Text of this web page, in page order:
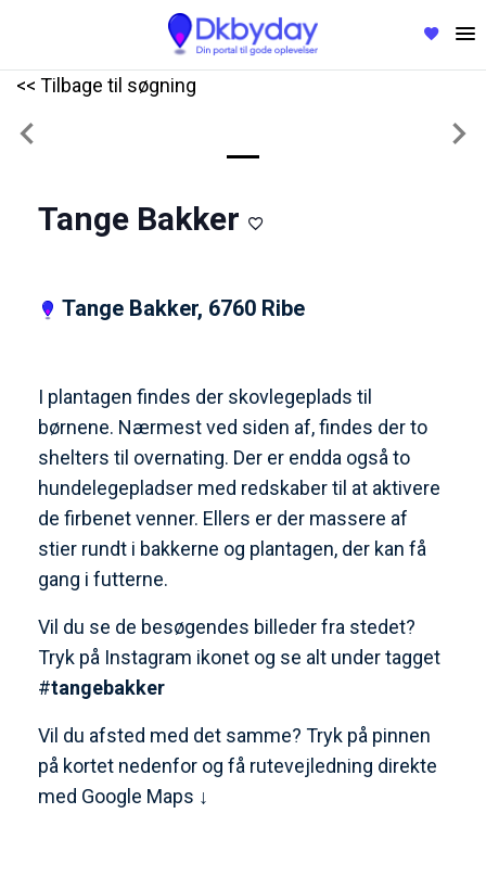
<< Tilbage til søgning
Previous
Tange Bakker
Tange Bakker, 6760 Ribe
I plantagen findes der skovlegeplads til
børnene. Nærmest ved siden af, findes der to
shelters til overnating. Der er endda også to
hundelegepladser med redskaber til at aktivere
de firbenet venner. Ellers er der massere af
stier rundt i bakkerne og plantagen, der kan få
gang i futterne.
Vil du se de besøgendes billeder fra stedet?
Tryk på Instagram ikonet og se alt under tagget
#tangebakker
Vil du afsted med det samme? Tryk på pinnen
på kortet nedenfor og få rutevejledning direkte
med Google Maps ↓